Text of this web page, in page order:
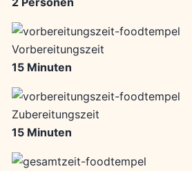
Vorbereitungszeit
15 Minuten
Zubereitungszeit
15 Minuten